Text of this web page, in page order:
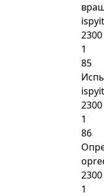
2300
1
85
2300
1
86
2300
1